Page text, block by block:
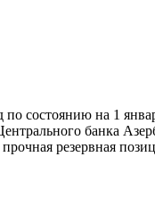
состоянию на 1
банка
резервная